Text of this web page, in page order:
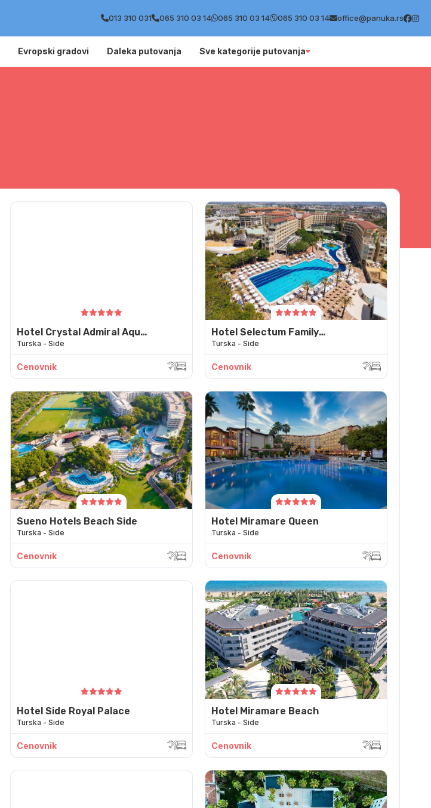
013 310 031 065 310 03 14 065 310 03 14 065 310 03 14 office@panuka.rs
Evropski gradovi Daleka putovanja Sve kategorije putovanja
Hotel Crystal Admiral Aqua
Collection
Turska - Side
Cenovnik
Hotel Selectum Family
Resort Side
Turska - Side
Cenovnik
Sueno Hotels Beach Side
Turska - Side
Cenovnik
Hotel Miramare Queen
Turska - Side
Cenovnik
Hotel Side Royal Palace
Turska - Side
Cenovnik
Hotel Miramare Beach
Turska - Side
Cenovnik